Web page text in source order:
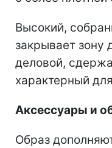
Высокий,
закрывает зону
деловой,
характерный
Аксессуары и
Образ